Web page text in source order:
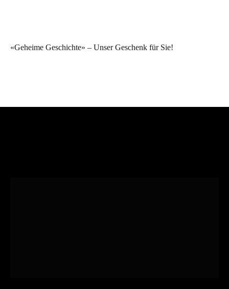
«Geheime Geschichte» – Unser Geschenk für Sie!